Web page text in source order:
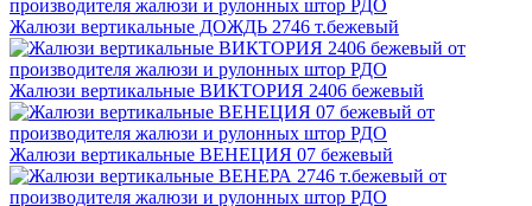
Жалюзи вертикальные ДОЖДЬ 2746 т.бежевый
Жалюзи вертикальные ВИКТОРИЯ 2406 бежевый
Жалюзи вертикальные ВЕНЕЦИЯ 07 бежевый